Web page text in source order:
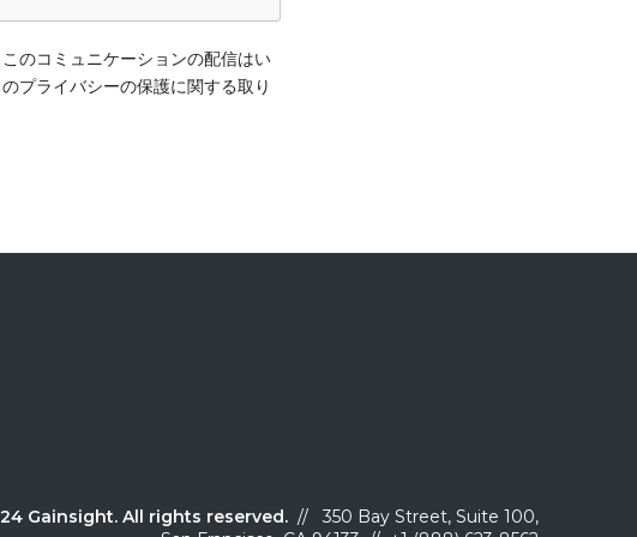
のコミュニケーションの配信はい
プライバシーの保護に関する取り
Gainsight. All rights reserved. // 350 Bay Street, Suite 100,